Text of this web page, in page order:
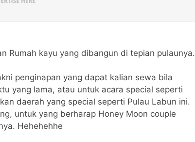
Rumah kayu yang dibangun di tepian pulaunya.
penginapan yang dapat kalian sewa bila
yang lama, atau untuk acara special seperti
daerah yang special seperti Pulau Labun ini.
untuk yang berharap Honey Moon couple
Hehehehhe